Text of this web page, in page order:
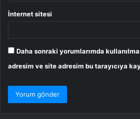
İnternet sitesi
Daha sonraki yorumlarımda
adresim ve site adresim bu tarayıcıya